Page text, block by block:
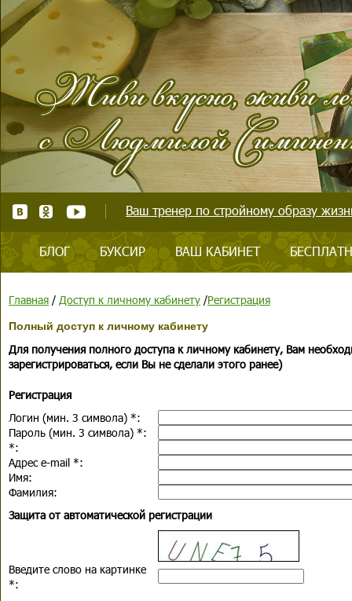
Ваш тренер по стройному образу
БЛОГ БУКСИР ВАШ КАБИНЕТ
Главная / Доступ к личному кабинету /Регистрация
Полный доступ к личному кабинету
Для получения полного доступа к личному кабинету, Вам
зарегистрироваться, если Вы не сделали этого ранее)
Регистрация
Логин (мин. 3 символа) *:
Пароль (мин. 3 символа) *:
*:
Адрес e-mail *:
Имя:
Фамилия:
Защита от автоматической регистрации
Введите слово на картинке
*: